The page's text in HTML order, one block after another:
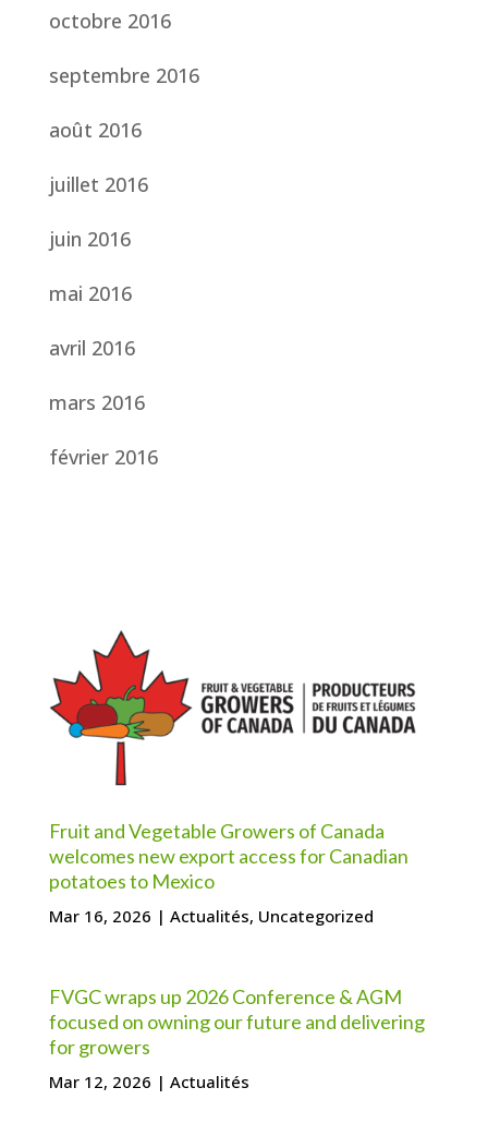
octobre 2016
septembre 2016
août 2016
juillet 2016
juin 2016
mai 2016
avril 2016
mars 2016
février 2016
Fruit and Vegetable Growers of Canada
welcomes new export access for Canadian
potatoes to Mexico
Mar 16, 2026 | Actualités, Uncategorized
FVGC wraps up 2026 Conference & AGM
focused on owning our future and delivering
for growers
Mar 12, 2026 | Actualités